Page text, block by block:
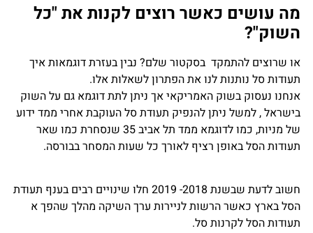
מה עושים כאשר רוצים לקנות את "כל
השוק"?
או שרוצים להתמקד בסקטור שלם?נבין בעזרת דוגמאות איך
תעודות סל נותנות לנו את הפתרון לשאלות אלו.
אנחנו נעסוק בשוק האמריקאי אך ניתן לתת דוגמא גם על השוק
בישראל , למשל ניתן להנפיק תעודת סל העוקבת אחרי ממד ידוע
של מניות, כמו לדוגמא ממד תל אביב 35 שנסחרת כמו שאר
תעודות הסל באופן רציף לאורך כל שעות המסחר בבורסה.
חשוב לדעת שבשנת 2018- 2019 חלו שינויים רבים בענף תעודת
הסל בארץ כאשר הרשות לניירות ערך השיקה מהלך שהפך א
תעודות הסל לקרנות סל.